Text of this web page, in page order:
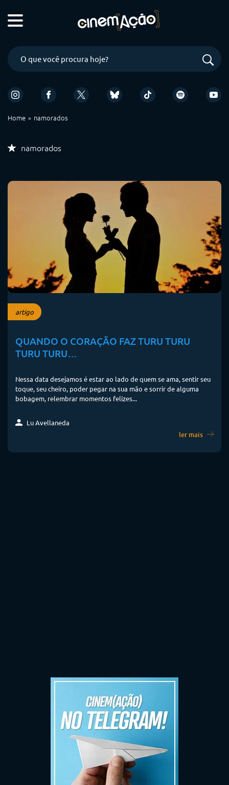
Home namorados
namorados
artigo
QUANDO O CORAÇÃO FAZ TURU TURU
TURU TURU…
Nessa data desejamos é estar ao lado de quem se ama, sentir seu
toque, seu cheiro, poder pegar na sua mão e sorrir de alguma
bobagem, relembrar momentos felizes...
Lu Avellaneda
ler mais